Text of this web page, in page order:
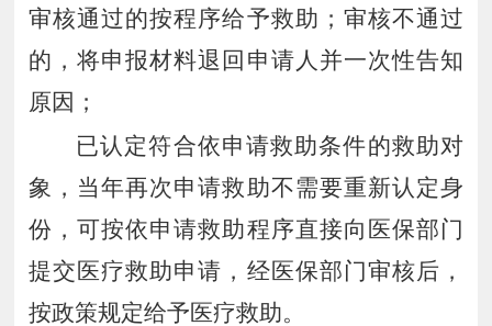
审核通过的按程序给予救助； 审核不通过
的，将申报材料退回申请人并一次性告知
原因 ；
已认定符合依申请救助条件的救助对
象，当年再次申请救助不需要重新认定身
份，可按依申请救助程序直接向医保部门
提交医疗救助申请，经医保部门审核后，
按政策规定给予医疗救助。